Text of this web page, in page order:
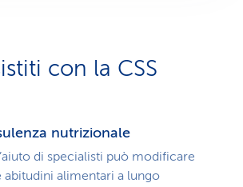
con la CSS
nutrizionale
di specialisti può modificare
abitudini alimentari a lungo